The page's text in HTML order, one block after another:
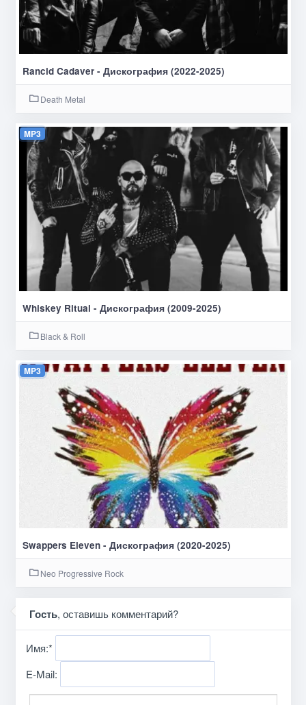
Rancid Cadaver - Дискография (2022-2025)
Death Metal
MP3
Whiskey Ritual - Дискография (2009-2025)
Black & Roll
MP3
Swappers Eleven - Дискография (2020-2025)
Neo Progressive Rock
Гость, оставишь комментарий?
Имя:*
E-Mail: